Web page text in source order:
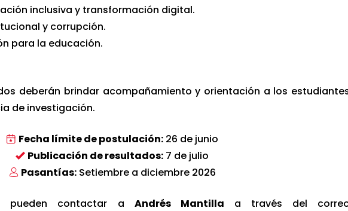
inclusiva y transformación digital.
y corrupción.
para la educación.
deberán brindar acompañamiento y orientación a los
de investigación.
Fecha límite de postulación:26 de junio
Publicación de resultados: 7 de julio
Pasantías:Setiembre a diciembre 2026
pueden contactar a Andrés Mantilla a través del